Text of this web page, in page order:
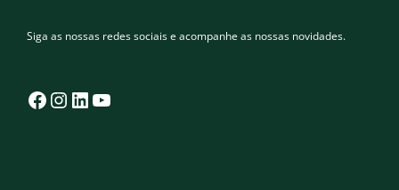
Siga as nossas redes sociais e acompanhe as nossas novidades.
Facebook
Instagram
LinkedIn